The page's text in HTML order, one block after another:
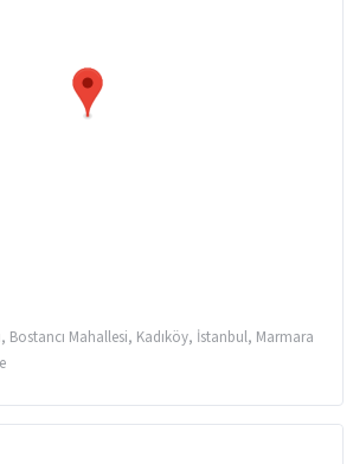
Bostancı Mahallesi, Kadıköy, İstanbul, Marmara